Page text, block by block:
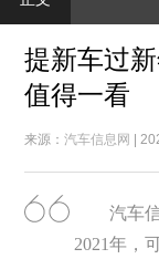
提新车过
值得一看
来源：汽车信息网 |
汽车
2021年，